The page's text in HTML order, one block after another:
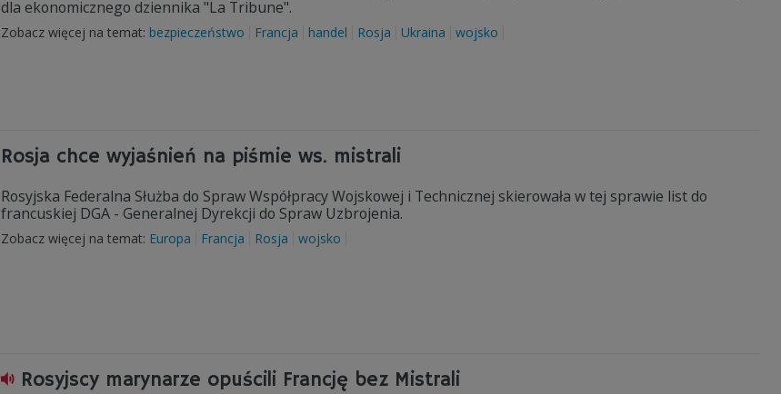
dla ekonomicznego dziennika "La Tribune".
Zobacz więcej na temat: bezpieczeństwo Francja handel Rosja Ukraina wojsko
Rosja chce wyjaśnień na piśmie ws. mistrali
Rosyjska Federalna Służba do Spraw Współpracy Wojskowej i Technicznej skierowała w tej sprawie list do
francuskiej DGA - Generalnej Dyrekcji do Spraw Uzbrojenia.
Zobacz więcej na temat: Europa Francja Rosja wojsko
Rosyjscy marynarze opuścili Francję bez Mistrali